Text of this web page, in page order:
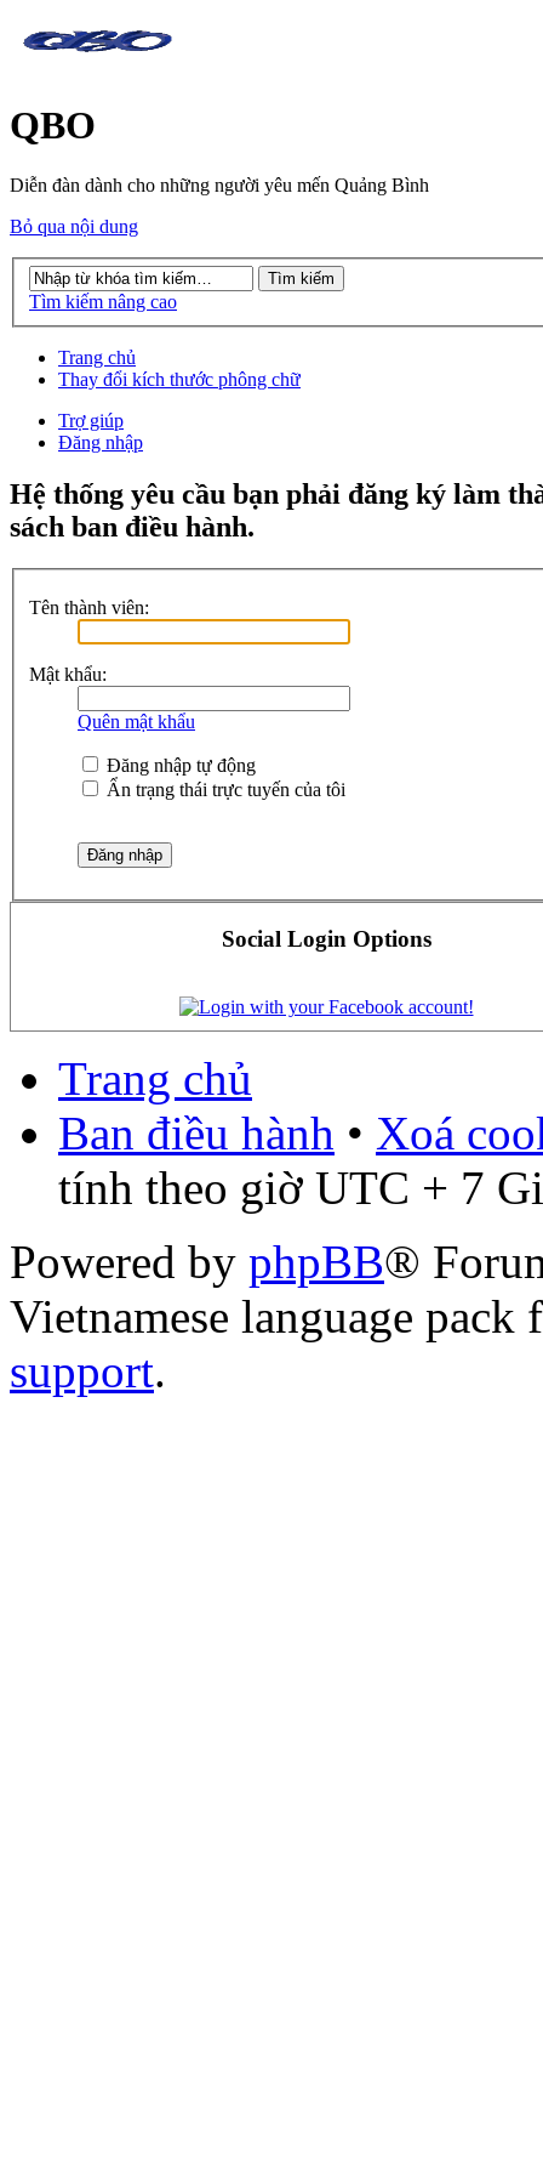
QBO
Diễn đàn dành cho những người yêu mến Quảng Bình
Bỏ qua nội dung
Tìm kiếm nâng cao
Trang chủ
Thay đổi kích thước phông chữ
Trợ giúp
Đăng nhập
Hệ thống yêu cầu bạn phải đăng ký làm
sách ban điều hành.
Tên thành viên:
Mật khẩu:
Quên mật khẩu
Đăng nhập tự động
Ẩn trạng thái trực tuyến của tôi
Social Login Options
Trang chủ
Ban điều hành • Xoá
tính theo giờ UTC + 7
Powered by phpBB®
Vietnamese language
support.